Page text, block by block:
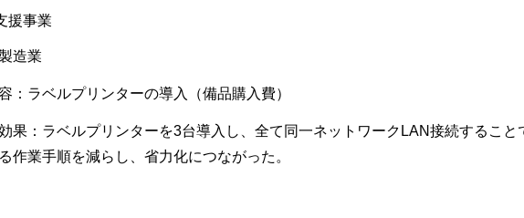
援事業
造業
：ラベルプリンターの導入（備品購入費）
果：ラベルプリンターを3台導入し、全て同一ネットワークLAN接続すること
作業手順を減らし、省力化につながった。